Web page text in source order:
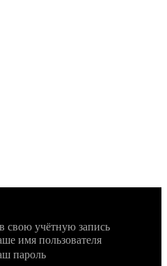
свою учётную запись
имя пользователя
пароль